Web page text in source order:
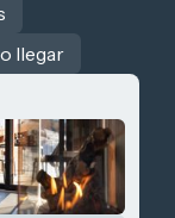
llegar